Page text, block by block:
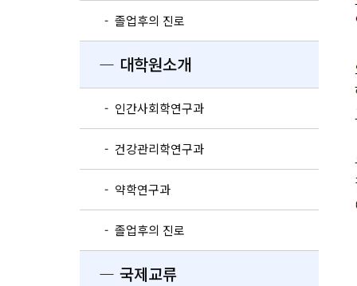
- 졸업후의 진로
― 대학원소개
- 인간사회학연구과
- 건강관리학연구과
- 약학연구과
- 졸업후의 진로
― 국제교류